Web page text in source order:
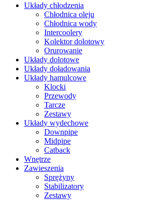
Układy chłodzenia
Chłodnica oleju
Chłodnica wody
Intercoolery
Kolektor dolotowy
Orurowanie
Układy dolotowe
Układy doładowania
Układy hamulcowe
Klocki
Przewody
Tarcze
Zestawy
Układy wydechowe
Downpipe
Midpipe
Catback
Wnętrze
Zawieszenia
Sprężyny
Stabilizatory
Zestawy